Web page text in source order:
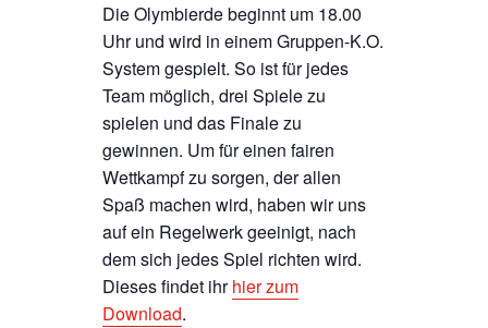
Die Olymbierde beginnt um 18.00
Uhr und wird in einem Gruppen-K.O.
System gespielt. So ist für jedes
Team möglich, drei Spiele zu
spielen und das Finale zu
gewinnen. Um für einen fairen
Wettkampf zu sorgen, der allen
Spaß machen wird, haben wir uns
auf ein Regelwerk geeinigt, nach
dem sich jedes Spiel richten wird.
Dieses findet ihrhier zum
Download.